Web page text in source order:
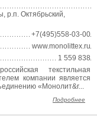
р.п. Октябрьский,
+7(495)558-03-00
www.monolittex.ru
1 559 838
текстильная
компании является
«Монолит&r...
Подробнее